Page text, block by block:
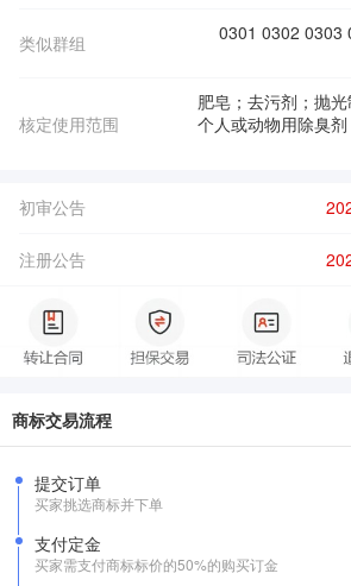
类似群组
0301 0302 0303
核定使用范围
肥皂；去污剂；抛
个人或动物用除臭
初审公告
注册公告
商标交易流程
提交订单
买家挑选商标并下单
支付定金
买家需支付商标标价的50%的购买订金